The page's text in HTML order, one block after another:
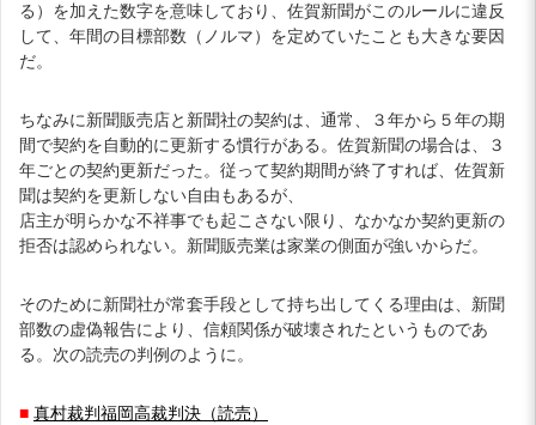
る）を加えた数字を意味しており、佐賀新聞がこのルールに違反
して、年間の目標部数（ノルマ）を定めていたことも大きな要因
だ。
ちなみに新聞販売店と新聞社の契約は、通常、３年から５年の期
間で契約を自動的に更新する慣行がある。佐賀新聞の場合は、３
年ごとの契約更新だった。従って契約期間が終了すれば、佐賀新
聞は契約を更新しない自由もあるが、
店主が明らかな不祥事でも起こさない限り、なかなか契約更新の
拒否は認められない。新聞販売業は家業の側面が強いからだ。
そのために新聞社が常套手段として持ち出してくる理由は、新聞
部数の虚偽報告により、信頼関係が破壊されたというものであ
る。次の読売の判例のように。
■ 真村裁判福岡高裁判決（読売）